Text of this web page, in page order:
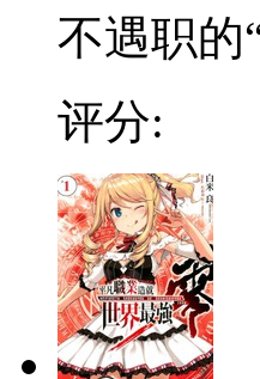
不遇职的
评分: